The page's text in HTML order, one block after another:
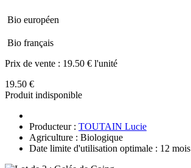
Bio européen
Bio français
Prix de vente : 19.50 € l'unité
19.50 €
Produit indisponible
Producteur : TOUTAIN Lucie
Agriculture : Biologique
Date limite d'utilisation optimale : 12 mois